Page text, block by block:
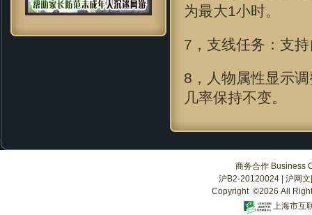
为最大1小时。
7，支线任务：支
8，人物属性显示
几率保持不变。
商务合作 Business
沪B2-20120024
沪网
Copyright ©2026 All
上海市互